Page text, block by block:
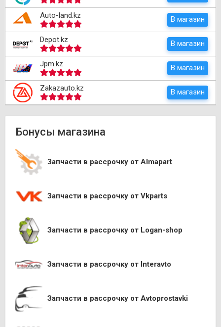
Auto-land.kz В магазин
Depot.kz В магазин
Jpm.kz В магазин
Zakazauto.kz В магазин
Бонусы магазина
Запчасти в рассрочку от Almapart
Запчасти в рассрочку от Vkparts
Запчасти в рассрочку от Logan-shop
Запчасти в рассрочку от Interavto
Запчасти в рассрочку от Avtoprostavki